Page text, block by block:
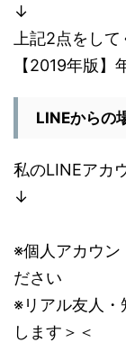
↓
上記2点をし
【2019年版】
LINEからの
私のLINEアカ
↓
※個人アカウン
ださい
※リアル友人・
します＞＜